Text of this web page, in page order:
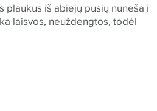
iš abiejų pusių nuneša į
laisvos, neuždengtos, todėl